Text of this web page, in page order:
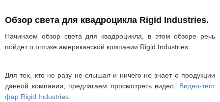
Обзор света для квадроцикла Rigid Industries.
Начинаем обзор света для квадроцикла, в этом обзоре речь
пойдет о оптике американской компании Rigid Industries.
Для тех, кто не разу не слышал и ничего не знает о продукции
данной компании, предлагаем просмотреть видео. Видео-тест
фар Rigid Industries